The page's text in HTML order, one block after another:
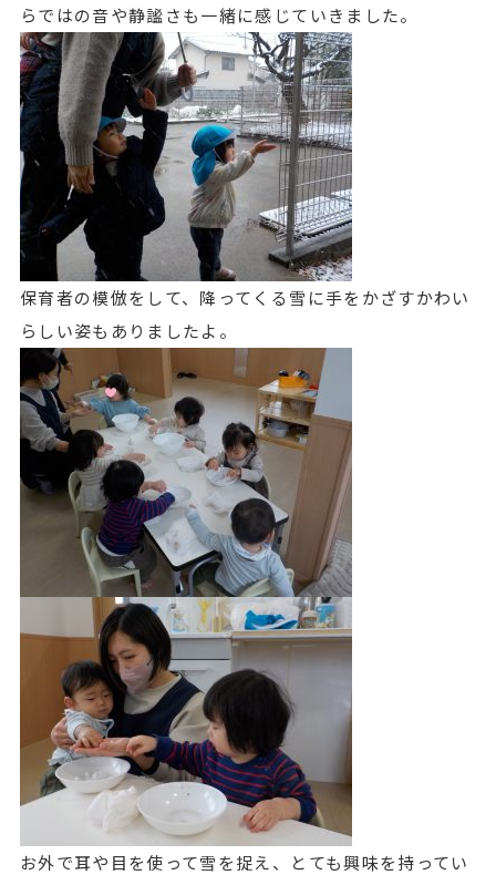
らではの音や静謐さも一緒に感じていきました。
保育者の模倣をして、降ってくる雪に手をかざすかわい
らしい姿もありましたよ。
お外で耳や目を使って雪を捉え、とても興味を持ってい